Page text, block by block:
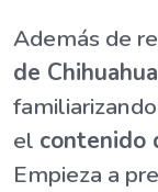
Además de
de Chihuahua
el contenido
Empieza a